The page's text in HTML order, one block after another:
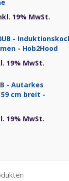
19% MwSt.
-
- Hob2Hood
19% MwSt.
- Autarkes
cm breit -
€.
19% MwSt.